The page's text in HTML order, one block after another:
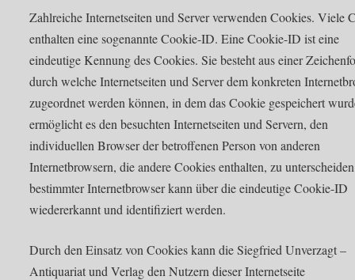
Zahlreiche Internetseiten und Server verwenden Cookies. Viele
enthalten eine sogenannte Cookie-ID. Eine Cookie-ID ist eine
eindeutige Kennung des Cookies. Sie besteht aus einer
durch welche Internetseiten und Server dem konkreten
zugeordnet werden können, in dem das Cookie gespeichert
ermöglicht es den besuchten Internetseiten und Servern, den
individuellen Browser der betroffenen Person von anderen
Internetbrowsern, die andere Cookies enthalten, zu
bestimmter Internetbrowser kann über die eindeutige Cookie-ID
wiedererkannt und identifiziert werden.
Durch den Einsatz von Cookies kann die Siegfried Unverzagt –
Antiquariat und Verlag den Nutzern dieser Internetseite